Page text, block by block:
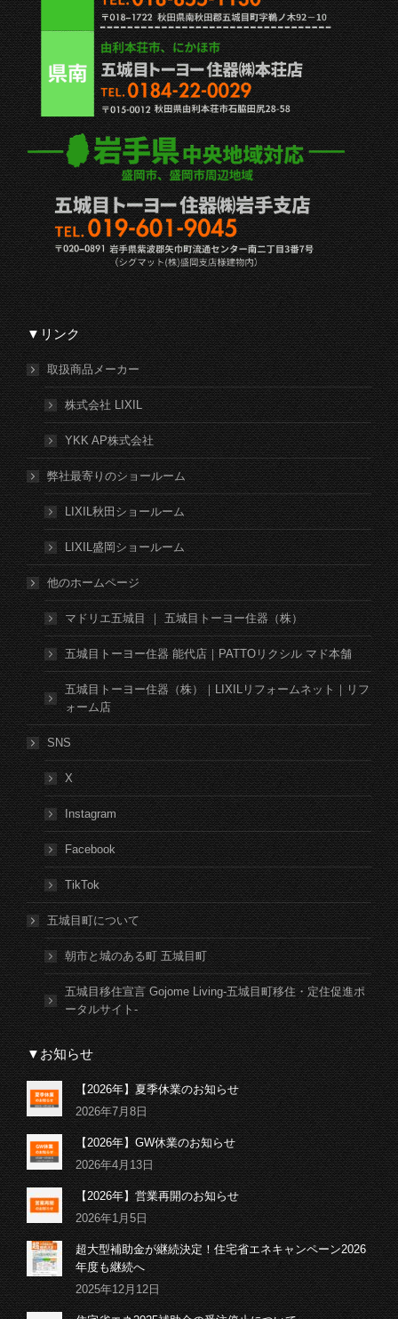
▼リンク
取扱商品メーカー
株式会社 LIXIL
YKK AP株式会社
弊社最寄りのショールーム
LIXIL秋田ショールーム
LIXIL盛岡ショールーム
他のホームページ
マドリエ五城目 ｜ 五城目トーヨー住器（株）
五城目トーヨー住器 能代店｜PATTOリクシル マド本舗
五城目トーヨー住器（株）｜LIXILリフォームネット｜リフ
ォーム店
SNS
X
Instagram
Facebook
TikTok
五城目町について
朝市と城のある町 五城目町
五城目移住宣言 Gojome Living-五城目町移住・定住促進ポ
ータルサイト-
▼お知らせ
【2026年】夏季休業のお知らせ
2026年7月8日
【2026年】GW休業のお知らせ
2026年4月13日
【2026年】営業再開のお知らせ
2026年1月5日
超大型補助金が継続決定！住宅省エネキャンペーン2026
年度も継続へ
2025年12月12日